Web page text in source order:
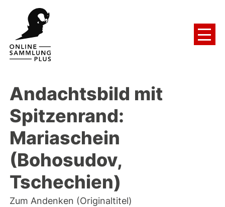
Andachtsbild mit
Spitzenrand:
Mariaschein
(Bohosudov,
Tschechien)
Zum Andenken (Originaltitel)